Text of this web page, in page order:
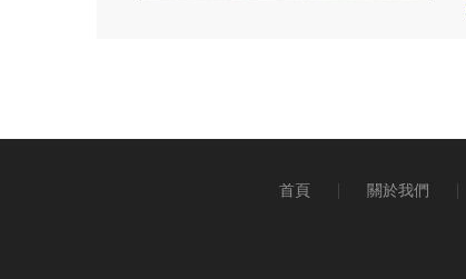
首頁 關於我們